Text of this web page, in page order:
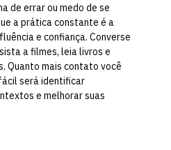
de errar ou medo de se
a prática constante é a
e confiança. Converse
a filmes, leia livros e
Quanto mais contato você
será identificar
e melhorar suas